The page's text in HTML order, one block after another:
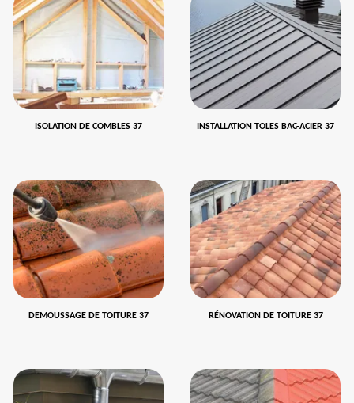
ISOLATION DE COMBLES 37 INSTALLATION TOLES BAC-ACIER 37
DEMOUSSAGE DE TOITURE 37 RÉNOVATION DE TOITURE 37